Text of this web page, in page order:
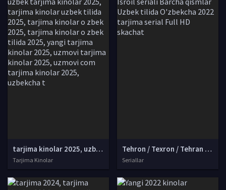
tarjima kinolar 2025, uzbek tarjima kinolar 2025, tarjima kinolar uzbek tilida 2025, tarjima kinolar o zbek 2025, tarjima kinolar o zbek tilida 2025, yangi tarjima kinolar 2025, uzmovi tarjima kinolar 2025, uzmovi com tarjima kinolar 2025, uzbekcha t
Tarjima Kinolar
Tehron / Texron / Tehran Isroil seriali Barcha qismlar Uzbek tilida O'zbekcha 2022 tarjima serial Full HD skachat
Seriallar